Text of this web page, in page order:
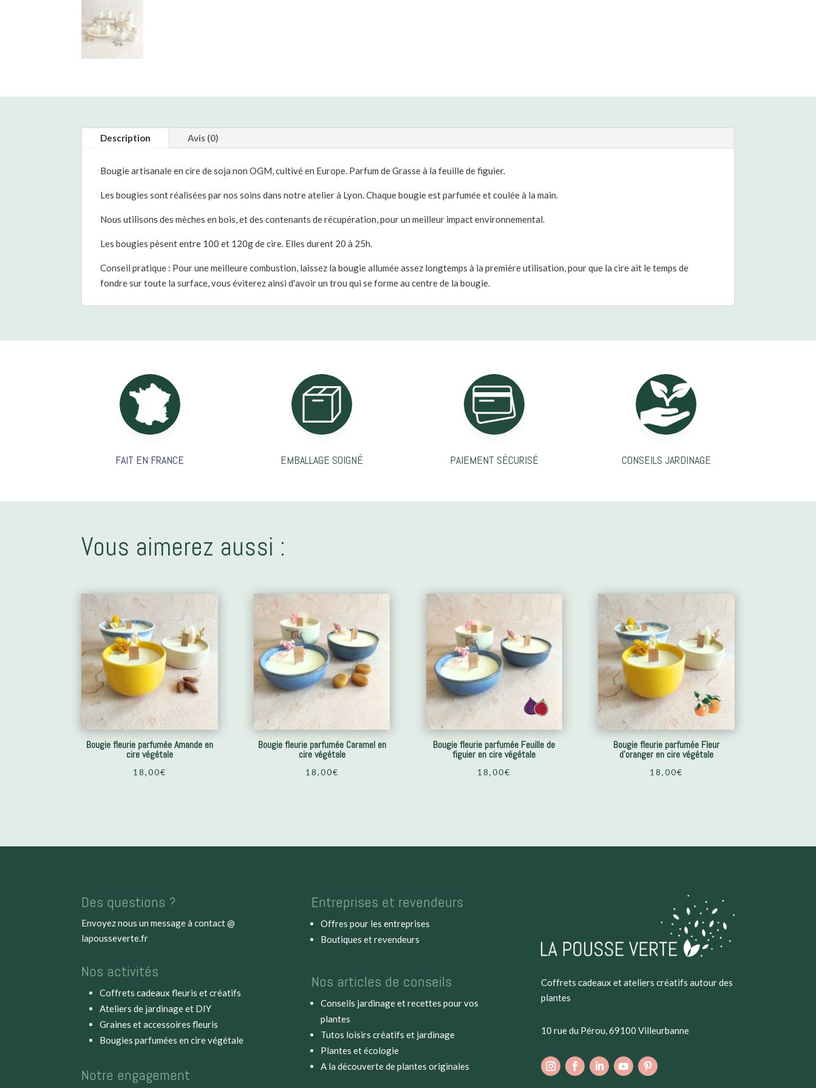
Description Avis (0)
Bougie artisanale en cire de soja non OGM, cultivé en Europe. Parfum de Grasse à la feuille de figuier.
Les bougies sont réalisées par nos soins dans notre atelier à Lyon. Chaque bougie est parfumée et coulée à la main.
Nous utilisons des mèches en bois, et des contenants de récupération, pour un meilleur impact environnemental.
Les bougies pèsent entre 100 et 120g de cire. Elles durent 20 à 25h.
Conseil pratique : Pour une meilleure combustion, laissez la bougie allumée assez longtemps à la première utilisation, pour que la cire ait le temps de
fondre sur toute la surface, vous éviterez ainsi d'avoir un trou qui se forme au centre de la bougie.
FAIT EN FRANCE EMBALLAGE SOIGNÉ PAIEMENT SÉCURISÉ CONSEILS JARDINAGE
Vous aimerez aussi :
Bougie fleurie parfumée Amande en
cire végétale
18,00€
Bougie fleurie parfumée Caramel en
cire végétale
18,00€
Bougie fleurie parfumée Feuille de
figuier en cire végétale
18,00€
Bougie fleurie parfumée Fleur
d’oranger en cire végétale
18,00€
Des questions ?
Envoyez nous un message à contact @
lapousseverte.fr
Nos activités
Coffrets cadeaux fleuris et créatifs
Ateliers de jardinage et DIY
Graines et accessoires fleuris
Bougies parfumées en cire végétale
Notre engagement
Entreprises et revendeurs
Offres pour les entreprises
Boutiques et revendeurs
Nos articles de conseils
Conseils jardinage et recettes pour vos
plantes
Tutos loisirs créatifs et jardinage
Plantes et écologie
A la découverte de plantes originales
Coffrets cadeaux et ateliers créatifs autour des
plantes
10 rue du Pérou, 69100 Villeurbanne